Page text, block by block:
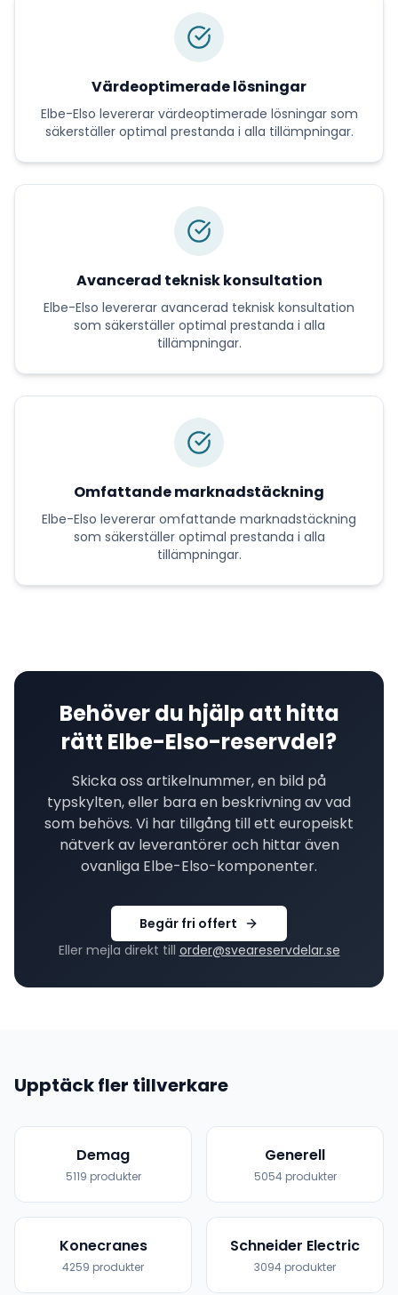
Värdeoptimerade lösningar
Elbe-Elso levererar värdeoptimerade lösningarsom
säkerställer optimal prestanda i alla tillämpningar.
Avancerad teknisk konsultation
Elbe-Elso levererar avancerad teknisk konsultation
som säkerställer optimal prestanda i alla
tillämpningar.
Omfattande marknadstäckning
Elbe-Elso levererar omfattande marknadstäckning
som säkerställer optimal prestanda i alla
tillämpningar.
Behöver du hjälp att hitta
rätt Elbe-Elso-reservdel?
Skicka oss artikelnummer, en bild på
typskylten, eller bara en beskrivning av vad
som behövs. Vi har tillgång till ett europeiskt
nätverk av leverantörer och hittar även
ovanliga Elbe-Elso-komponenter.
Begär fri offert
Eller mejla direkt till order@sveareservdelar.se
Upptäck fler tillverkare
Demag
5119 produkter
Generell
5054produkter
Konecranes
4259 produkter
Schneider Electric
3094 produkter